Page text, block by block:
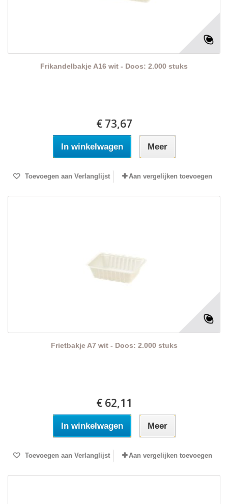
Frikandelbakje A16 wit - Doos: 2.000 stuks
€ 73,67
In winkelwagen Meer
Toevoegen aan Verlanglijst Aan vergelijken toevoegen
Frietbakje A7 wit - Doos: 2.000 stuks
€ 62,11
In winkelwagen Meer
Toevoegen aan Verlanglijst Aan vergelijken toevoegen